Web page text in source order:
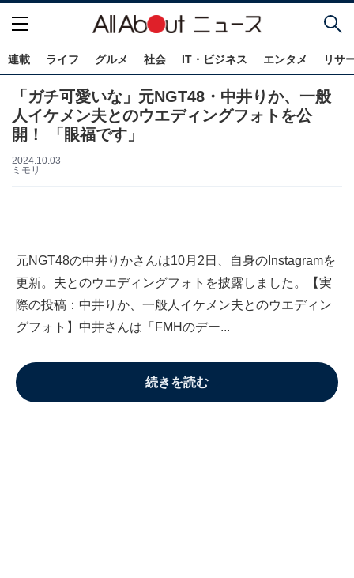
連載 ライフ グルメ 社会 IT・ビジネス エンタメ リサ
「ガチ可愛いな」元NGT48・中井りか、一般
人イケメン夫とのウエディングフォトを公
開！ 「眼福です」
2024.10.03
ミモリ
元NGT48の中井りかさんは10月2日、自身のInstagramを
更新。夫とのウエディングフォトを披露しました。【実
際の投稿：中井りか、一般人イケメン夫とのウエディン
グフォト】中井さんは「FMHのデー...
続きを読む